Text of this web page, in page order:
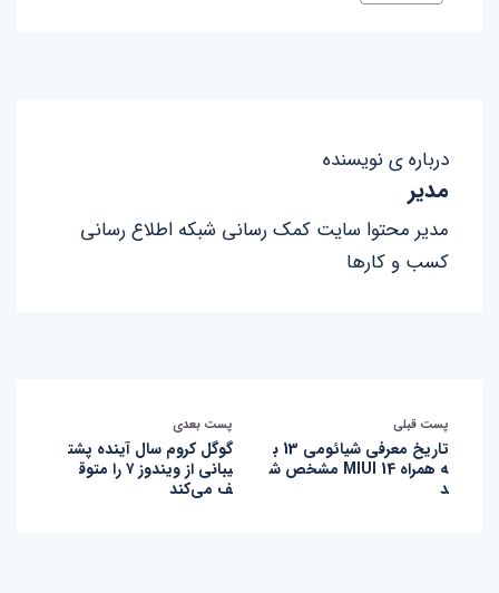
درباره ی نویسنده
مدیر
مدیر محتوا سایت کمک رسانی شبکه اطلاع رسانی
کسب و کارها
پست قبلی
تاریخ معرفی شیائومی 13 ب
ه همراه MIUI 14 مشخص ش
د
پست بعدی
گوگل کروم سال آینده پشت
یبانی از ویندوز ۷ را متوق
ف می‌کند